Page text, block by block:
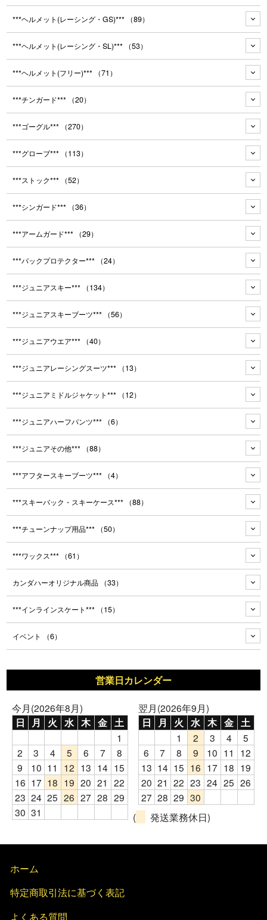
***ヘルメット(レーシング・GS)*** （89）
***ヘルメット(レーシング・SL)*** （53）
***ヘルメット(フリー)*** （71）
***チンガード*** （20）
***ゴーグル*** （270）
***グローブ*** （113）
***ストック*** （52）
***シンガード*** （36）
***アームガード*** （29）
***バックプロテクター*** （24）
***ジュニアスキー*** （134）
***ジュニアスキーブーツ*** （56）
***ジュニアウエア*** （40）
***ジュニアレーシングスーツ*** （13）
***ジュニアミドルジャケット*** （12）
***ジュニアハーフパンツ*** （6）
***ジュニアその他*** （88）
***アフタースキーブーツ*** （4）
***スキーバック・スキーケース*** （88）
***チューンナップ用品*** （50）
***ワックス*** （61）
カンダハーオリジナル商品 （33）
***インラインスケート*** （15）
イベント （6）
営業日カレンダー
今月(2026年8月)
日 月 火 水 木 金 土
1
2
3 4 5 6 7
8
9
10 11 12 13 14 15
16 17 18 19 20 21 22
23 24 25 26 27 28 29
30 31
翌月(2026年9月)
日 月 火 水 木 金 土
1 2 3 4
5
6
7 8 9 10 11
12
13 14 15 16 17 18 19
20 21 22 23 24 25 26
27 28 29 30
(
発送業務休日)
ホーム
特定商取引法に基づく表記
よくある質問